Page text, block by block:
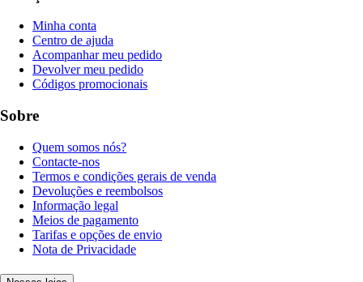
Minha conta
Centro de ajuda
Acompanhar meu pedido
Devolver meu pedido
Códigos promocionais
Sobre
Quem somos nós?
Contacte-nos
Termos e condições gerais de venda
Devoluções e reembolsos
Informação legal
Meios de pagamento
Tarifas e opções de envio
Nota de Privacidade